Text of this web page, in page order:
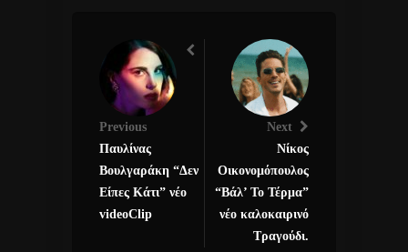
Previous
Παυλίνας
Βουλγαράκη “Δεν
Είπες Κάτι” νέο
videoClip
Next
Νίκος
Οικονομόπουλος
“Βάλ’ Το Τέρμα”
νέο καλοκαιρινό
Τραγούδι.